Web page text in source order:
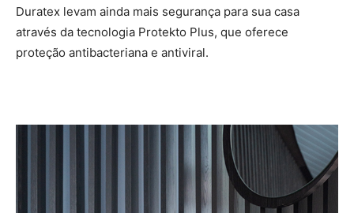
Duratex levam ainda mais segurança para sua casa
através da tecnologia Protekto Plus, que oferece
proteção antibacteriana e antiviral.